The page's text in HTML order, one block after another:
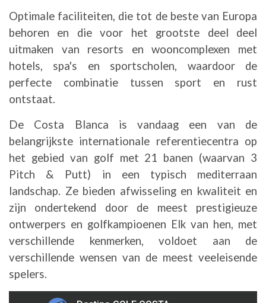
Optimale faciliteiten, die tot de beste van Europa
behoren en die voor het grootste deel deel
uitmaken van resorts en wooncomplexen met
hotels, spa's en sportscholen, waardoor de
perfecte combinatie tussen sport en rust
ontstaat.
De Costa Blanca is vandaag een van de
belangrijkste internationale referentiecentra op
het gebied van golf met 21 banen (waarvan 3
Pitch & Putt) in een typisch mediterraan
landschap. Ze bieden afwisseling en kwaliteit en
zijn ondertekend door de meest prestigieuze
ontwerpers en golfkampioenen Elk van hen, met
verschillende kenmerken, voldoet aan de
verschillende wensen van de meest veeleisende
spelers.